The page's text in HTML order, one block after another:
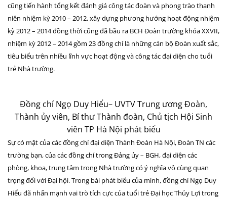
cũng tiến hành tổng kết đánh giá công tác đoàn và phong trào thanh
niên nhiệm kỳ 2010 – 2012, xây dựng phương hướng hoạt động nhiệm
kỳ 2012 – 2014 đồng thời cũng đã bầu ra BCH Đoàn trường khóa XXVII,
nhiệm kỳ 2012 – 2014 gồm 23 đồng chí là những cán bộ Đoàn xuất sắc,
tiêu biểu trên nhiều lĩnh vực hoạt động và công tác đại diện cho tuổi
trẻ Nhà trường.
Đồng chí Ngọ Duy Hiểu– UVTV Trung ương Đoàn,
Thành ủy viên, Bí thư Thành đoàn, Chủ tịch Hội Sinh
viên TP Hà Nội phát biểu
Sự có mặt của các đồng chí đại diện Thành Đoàn Hà Nội, Đoàn TN các
trường bạn, của các đồng chí trong Đảng ủy – BGH, đại diện các
phòng, khoa, trung tâm trong Nhà trường có ý nghĩa vô cùng quan
trọng đối với Đại hội. Trong bài phát biểu của mình, đồng chí Ngọ Duy
Hiểu đã nhấn mạnh vai trò tích cực của tuổi trẻ Đại học Thủy Lợi trong